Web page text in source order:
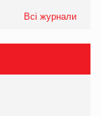
Всі журнали